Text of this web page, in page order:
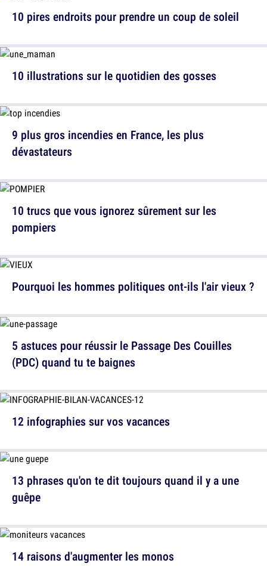
10 illustrations sur le quotidien des gosses
10 trucs que vous ignorez sûrement sur les
pompiers
5 astuces pour réussir le Passage Des Couilles
(PDC) quand tu te baignes
13 phrases qu'on te dit toujours quand il y a une
guêpe
10 pires endroits pour prendre un coup de soleil
9 plus gros incendies en France, les plus
dévastateurs
Pourquoi les hommes politiques ont-ils l'air vieux ?
12 infographies sur vos vacances
14 raisons d'augmenter les monos